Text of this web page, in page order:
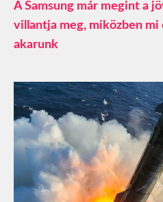
A Samsung már megint a
villantja meg, miközben mi
akarunk